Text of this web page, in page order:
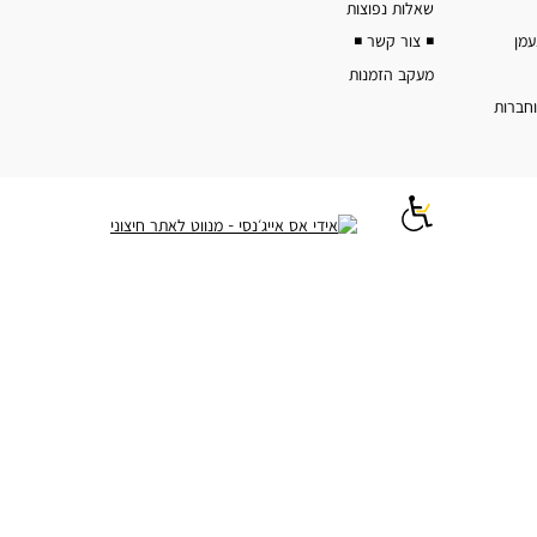
שאלות נפוצות
◾️ צור קשר ◾️
מעקב הזמנות